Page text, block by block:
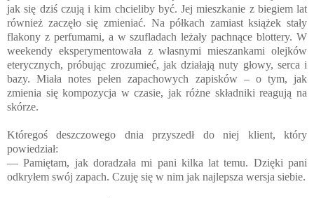
jak się dziś czują i kim chcieliby być. Jej mieszkanie z biegiem lat
również zaczęło się zmieniać. Na półkach zamiast książek stały
flakony z perfumami, a w szufladach leżały pachnące blottery. W
weekendy eksperymentowała z własnymi mieszankami olejków
eterycznych, próbując zrozumieć, jak działają nuty głowy, serca i
bazy. Miała notes pełen zapachowych zapisków – o tym, jak
zmienia się kompozycja w czasie, jak różne składniki reagują na
skórze.
Któregoś deszczowego dnia przyszedł do niej klient, który
powiedział:
— Pamiętam, jak doradzała mi pani kilka lat temu. Dzięki pani
odkryłem swój zapach. Czuję się w nim jak najlepsza wersja siebie.